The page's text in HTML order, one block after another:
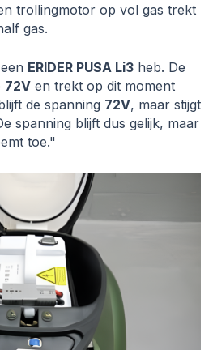
trollingmotor op vol gas trekt
gas.
ERIDER PUSA Li3 heb. De
72V en trekt op dit moment
de spanning 72V, maar stijgt
spanning blijft dus gelijk, maar
toe."